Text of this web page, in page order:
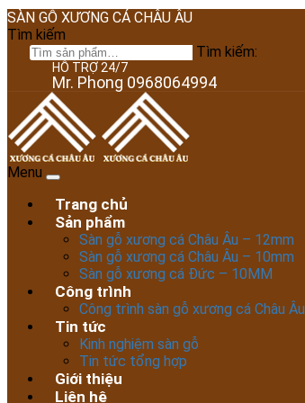
SÀN GỖ XƯƠNG CÁ CHÂU ÂU
Tìm kiếm
Tìm kiếm:
HỖ TRỢ 24/7
Mr. Phong 0968064994
Menu
Trang chủ
Sản phẩm
Sàn gỗ xương cá Châu Âu – 12mm
Sàn gỗ xương cá Châu Âu – 10mm
Sàn gỗ xương cá Đức – 10MM
Công trình
Công trình sàn gỗ xương cá Châu Âu
Tin tức
Kinh nghiệm sàn gỗ
Tin tức tổng hợp
Giới thiệu
Liên hệ